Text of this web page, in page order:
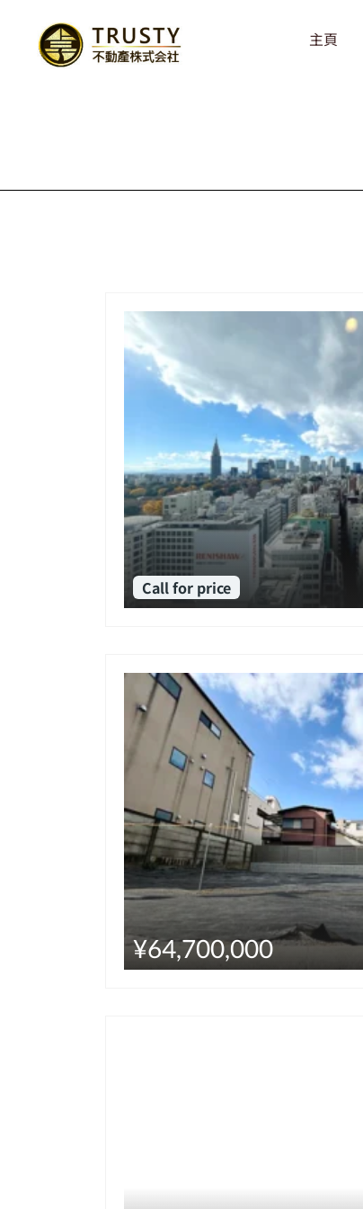
主頁
Call for price
¥64,700,000